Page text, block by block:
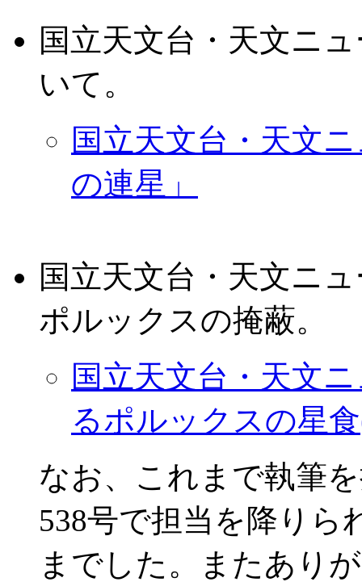
国立天文台・天文ニ
いて。
国立天文台・天文
の連星」
国立天文台・天文ニ
ポルックスの掩蔽。
国立天文台・天文
るポルックスの星
なお、これまで執筆
538号で担当を降りら
までした。またあり